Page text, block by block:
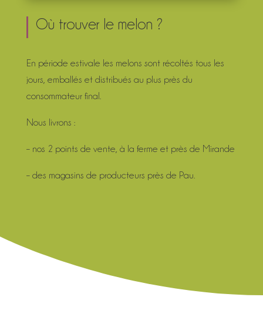
Où trouver le melon ?
En période estivale les melons sont récoltés tous les
jours, emballés et distribués au plus près du
consommateur final.
Nous livrons :
– nos 2 points de vente, à la ferme et près de Mirande
– des magasins de producteurs près de Pau.